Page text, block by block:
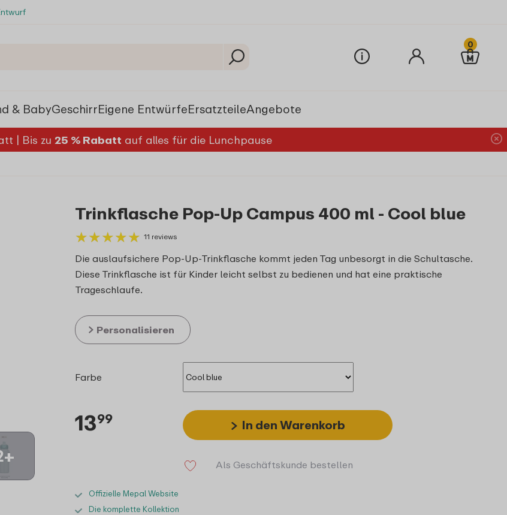
0
& BabyGeschirrEigene EntwürfeErsatzteileAngebote
| Bis zu 25 % Rabatt auf alles für die Lunchpause
Trinkflasche Pop-Up Campus 400 ml - Cool blue
★★★★★
★★★★★ 11 reviews
Die auslaufsichere Pop-Up-Trinkflasche kommt jeden Tag unbesorgt in die Schultasche.
Diese Trinkflasche ist für Kinder leicht selbst zu bedienen und hat eine praktische
Trageschlaufe.
Personalisieren
Farbe
1399 In den Warenkorb
Als Geschäftskunde bestellen
Offizielle Mepal Website
Die komplette Kollektion